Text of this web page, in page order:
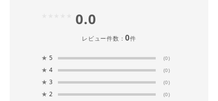
0.0
レビュー件数：0件
★ 5 (0)
★ 4 (0)
★ 3 (0)
★ 2 (0)